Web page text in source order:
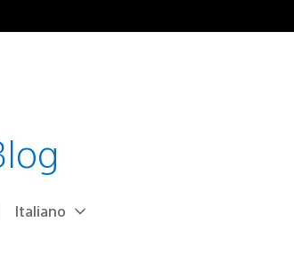
Seleziona
Regione
Italiano